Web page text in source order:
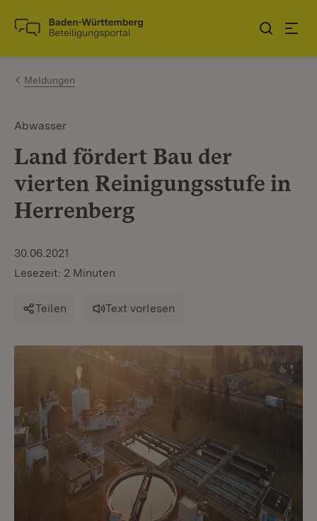
Zum Inhalt springen
Link zur Startseite
Meldungen
Abwasser
Land fördert Bau der
vierten Reinigungsstufe in
Herrenberg
30.06.2021
Lesezeit: 2 Minuten
Teilen Text vorlesen